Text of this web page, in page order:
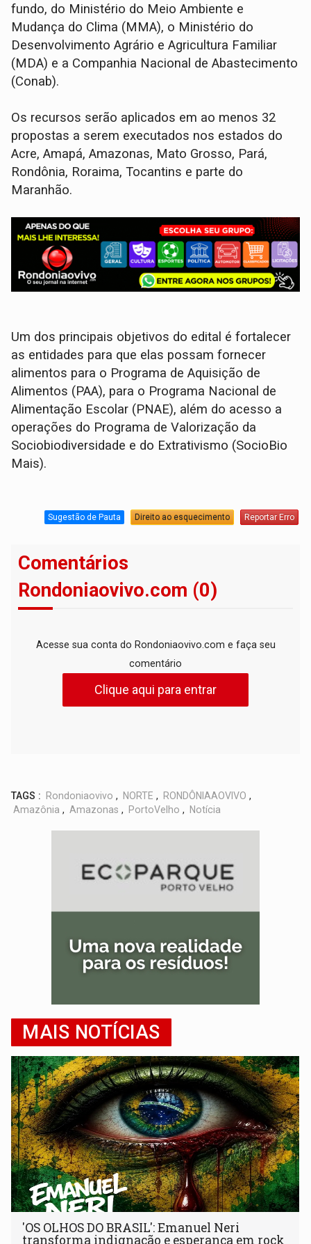
fundo, do Ministério do Meio Ambiente e
Mudança do Clima (MMA), o Ministério do
Desenvolvimento Agrário e Agricultura Familiar
(MDA) e a Companhia Nacional de Abastecimento
(Conab).
Os recursos serão aplicados em ao menos 32
propostas a serem executados nos estados do
Acre, Amapá, Amazonas, Mato Grosso, Pará,
Rondônia, Roraima, Tocantins e parte do
Maranhão.
Um dos principais objetivos do edital é fortalecer
as entidades para que elas possam fornecer
alimentos para o Programa de Aquisição de
Alimentos (PAA), para o Programa Nacional de
Alimentação Escolar (PNAE), além do acesso a
operações do Programa de Valorização da
Sociobiodiversidade e do Extrativismo (SocioBio
Mais).
Sugestão de Pauta Direito ao esquecimento Reportar Erro
Comentários
Rondoniaovivo.com (0)
Acesse sua conta do Rondoniaovivo.com e faça seu
comentário
Clique aqui para entrar
TAGS : Rondoniaovivo , NORTE , RONDÔNIAAOVIVO ,
Amazônia , Amazonas , PortoVelho , Notícia
MAIS NOTÍCIAS
'OS OLHOS DO BRASIL': Emanuel Neri
transforma indignação e esperança em rock